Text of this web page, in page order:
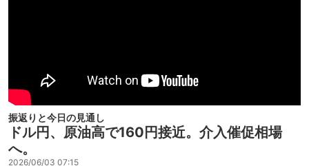
振返りと今日の見通し
ドル円、原油高で160円接近。介入催促相場
へ。
2026/06/03 07:15